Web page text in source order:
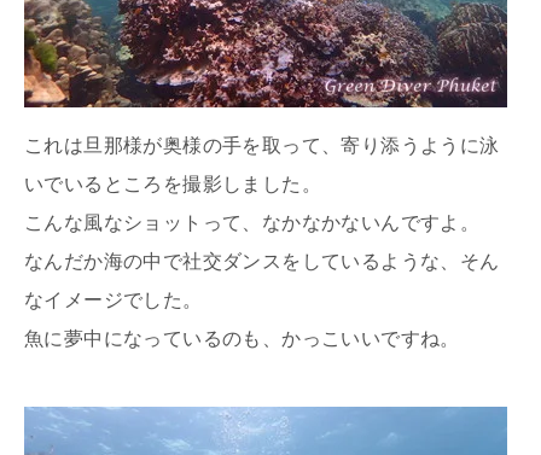
これは旦那様が奥様の手を取って、寄り添うように泳
いでいるところを撮影しました。
こんな風なショットって、なかなかないんですよ。
なんだか海の中で社交ダンスをしているような、そん
なイメージでした。
魚に夢中になっているのも、かっこいいですね。